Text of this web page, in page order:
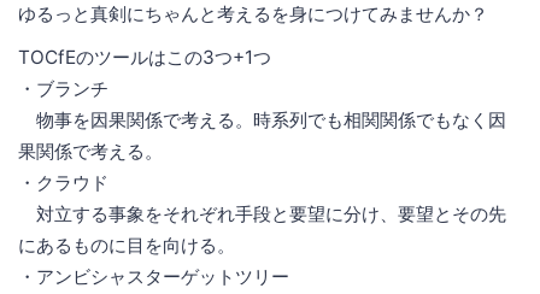
ゆるっと真剣にちゃんと考えるを身につけてみませんか？
TOCfEのツールはこの3つ+1つ
・ブランチ
物事を因果関係で考える。時系列でも相関関係でもなく因
果関係で考える。
・クラウド
対立する事象をそれぞれ手段と要望に分け、要望とその先
にあるものに目を向ける。
・アンビシャスターゲットツリー